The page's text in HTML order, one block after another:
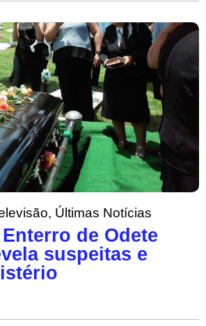
, Últimas Notícias
de Odete
suspeitas e